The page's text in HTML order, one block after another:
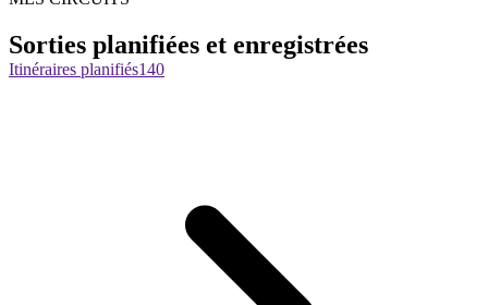
Sorties planifiées et enregistrées
Itinéraires planifiés140